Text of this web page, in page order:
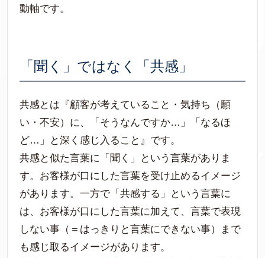
動軸です。
「聞く」ではなく「共感」
共感とは『顧客が考えていること・気持ち（願
い・不安）に、「そうなんですか…」「なるほ
ど…」と深く感じ入ること』です。
共感と似た言葉に「聞く」という言葉がありま
す。お客様が口にした言葉を受け止めるイメージ
があります。一方で「共感する」という言葉に
は、お客様が口にした言葉に加えて、言葉で表現
しない事（＝はっきりと言葉にできない事）まで
も感じ取るイメージがあります。